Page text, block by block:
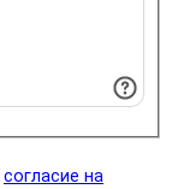
согласие на